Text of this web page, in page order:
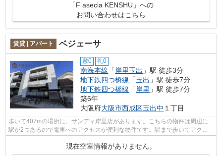
「F asecia KENSHU」への
お問い合わせはこちら
賃貸 | アパート ベジェーサ
敷0 礼0
南海本線 「 岸里玉出 」駅 徒歩3分
地下鉄四つ橋線 「玉出 」駅 徒歩7分
地下鉄四つ橋線 「 岸里 」駅 徒歩7分
築6年
大阪府大阪市西成区玉出中 １丁目
歩いて407mの場所に、サンディ岸里店があります。こちらの物件は周辺に
駅が2つあるので電車へのアクセスが便利な物件です。駅まで歩いてアクセ
スできる、徒歩3分の距離に立地する物件...
現在空室情報がありません。